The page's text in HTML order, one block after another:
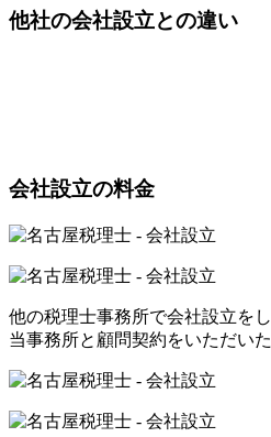
他社の会社設立との違い
会社設立の料金
他の税理士事務所で会社設立をし
当事務所と顧問契約をいただい